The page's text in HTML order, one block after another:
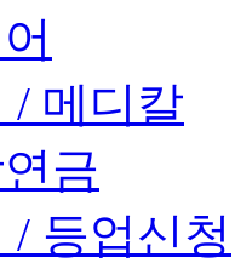
/ 메디칼
금
/ 등업신청